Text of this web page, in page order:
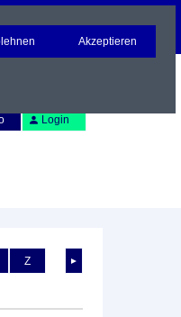
Login
►
Z
Akzeptieren